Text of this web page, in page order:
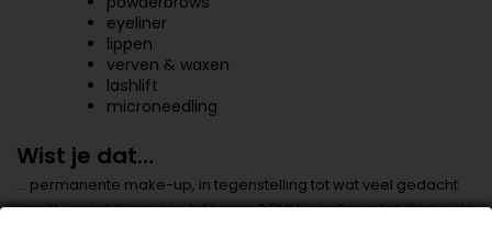
eyeliner
lippen
verven & waxen
lashlift
microneedling
Wist je dat…
… permanente make-up, in tegenstelling tot wat veel gedacht
wordt, verschilt van een tatoeage? PMU wordt minder diep in de